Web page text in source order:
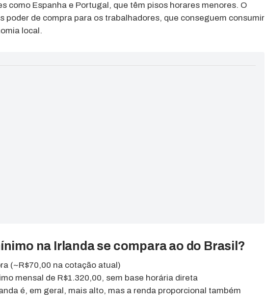
como Espanha e Portugal, que têm pisos horares menores. O
poder de compra para os trabalhadores, que conseguem consumir
local.
na Irlanda se compara ao do Brasil?
(~R$70,00 na cotação atual)
mensal de R$1.320,00, sem base horária direta
é, em geral, mais alto, mas a renda proporcional também